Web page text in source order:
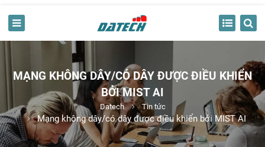
MẠNG KHÔNG DÂY/CÓ DÂY ĐƯỢC ĐIỀU KHIỂN
BỞI MIST AI
Datech Tin tức
Mạng không dây/có dây được điều khiển bởi MIST AI